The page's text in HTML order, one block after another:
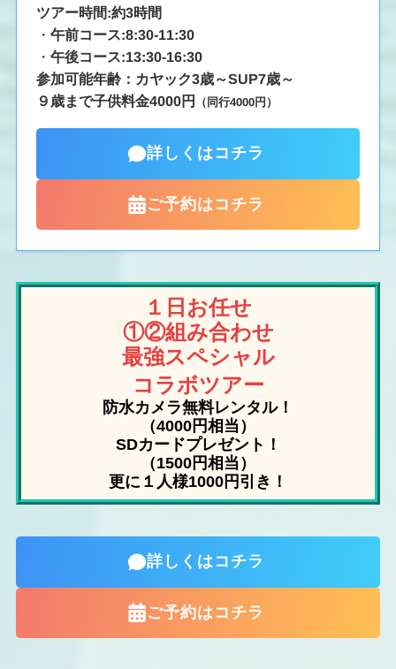
ツアー時間:約3時間
・午前コース:8:30-11:30
・午後コース:13:30-16:30
参加可能年齢：カヤック3歳～SUP7歳～
９歳まで子供料金4000円 （同行4000円）
詳しくはコチラ
ご予約はコチラ
１日お任せ
①②組み合わせ
最強スペシャル
コラボツアー
防水カメラ無料レンタル！
（4000円相当）
SDカードプレゼント！
（1500円相当）
更に１人様1000円引き！
詳しくはコチラ
ご予約はコチラ